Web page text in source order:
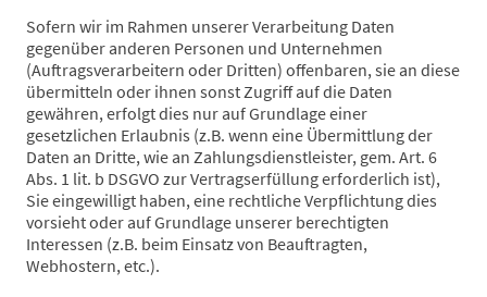
Sofern wir im Rahmen unserer Verarbeitung Daten
gegenüber anderen Personen und Unternehmen
(Auftragsverarbeitern oder Dritten) offenbaren, sie an diese
übermitteln oder ihnen sonst Zugriff auf die Daten
gewähren, erfolgt dies nur auf Grundlage einer
gesetzlichen Erlaubnis (z.B. wenn eine Übermittlung der
Daten an Dritte, wie an Zahlungsdienstleister, gem. Art. 6
Abs. 1 lit. b DSGVO zur Vertragserfüllung erforderlich ist),
Sie eingewilligt haben, eine rechtliche Verpflichtung dies
vorsieht oder auf Grundlage unserer berechtigten
Interessen (z.B. beim Einsatz von Beauftragten,
Webhostern, etc.).